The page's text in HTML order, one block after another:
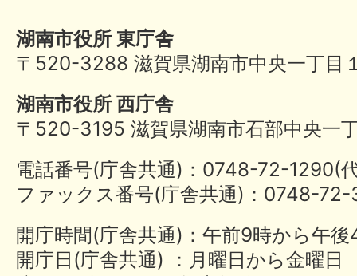
湖南市役所 東庁舎
〒520-3288 滋賀県湖南市中央一丁目
湖南市役所 西庁舎
〒520-3195 滋賀県湖南市石部中央一
電話番号(庁舎共通)：0748-72-
ファックス番号(庁舎共通)：0748-
開庁時間(庁舎共通)：午前9時から午
開庁日(庁舎共通) ：月曜日から金曜日